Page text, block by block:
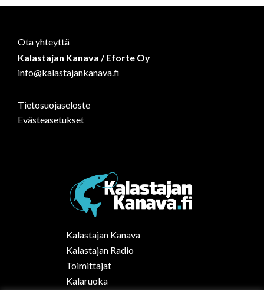
Ota yhteyttä
Kalastajan Kanava / Eforte Oy
info@kalastajankanava.fi
Tietosuojaseloste
Evästeasetukset
Kalastajan Kanava
Kalastajan Radio
Toimittajat
Kalaruoka